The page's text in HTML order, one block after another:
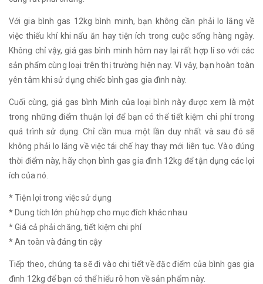
Với gia bình gas 12kg bình minh, bạn không cần phải lo lắng về
việc thiếu khí khi nấu ăn hay tiện ích trong cuộc sống hàng ngày.
Không chỉ vậy, giá gas bình minh hôm nay lại rất hợp lí so với các
sản phẩm cùng loại trên thị trường hiện nay. Vì vậy, bạn hoàn toàn
yên tâm khi sử dụng chiếc bình gas gia đình này.
Cuối cùng, giá gas bình Minh của loại bình này được xem là một
trong những điểm thuận lợi để bạn có thể tiết kiệm chi phí trong
quá trình sử dụng. Chỉ cần mua một lần duy nhất và sau đó sẽ
không phải lo lắng về việc tái chế hay thay mới liên tục. Vào đúng
thời điểm này, hãy chọn bình gas gia đình 12kg để tận dụng các lợi
ích của nó.
* Tiện lợi trong việc sử dụng
* Dung tích lớn phù hợp cho mục đích khác nhau
* Giá cả phải chăng, tiết kiệm chi phí
* An toàn và đáng tin cậy
Tiếp theo, chúng ta sẽ đi vào chi tiết về đặc điểm của bình gas gia
đình 12kg để bạn có thể hiểu rõ hơn về sản phẩm này.